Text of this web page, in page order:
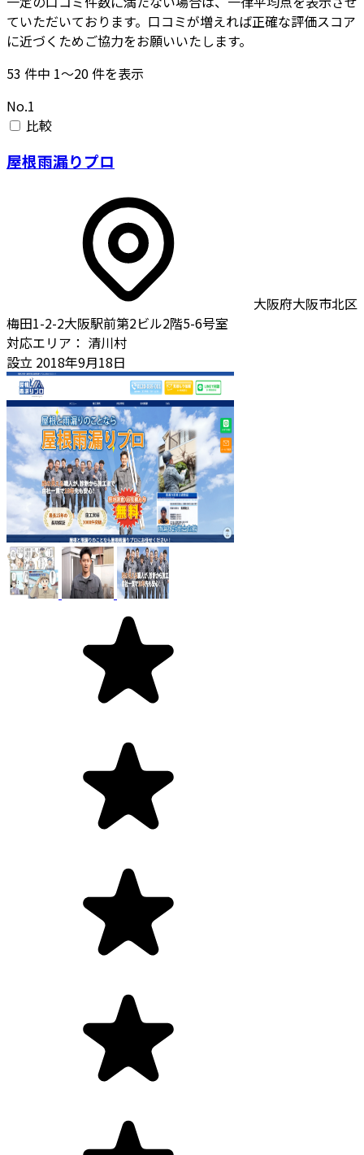
ていただいております。口コミが増えれば正確な評価スコア
に近づくためご協力をお願いいたします。
53 件中 1〜20件を表示
No.1
比較
屋根雨漏りプロ
大阪府大阪市北区
梅田1-2-2大阪駅前第2ビル2階5-6号室
対応エリア： 清川村
設立 2018年9月18日